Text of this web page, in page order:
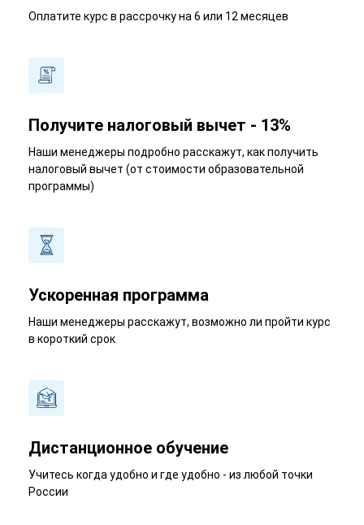
Оплатите курс в рассрочку на 6 или 12 месяцев
Получите налоговый вычет - 13%
Наши менеджеры подробно расскажут, как получить
налоговый вычет (от стоимости образовательной
программы)
Ускоренная программа
Наши менеджеры расскажут, возможно ли пройти курс
в короткий срок
Дистанционное обучение
Учитесь когда удобно и где удобно - из любой точки
России